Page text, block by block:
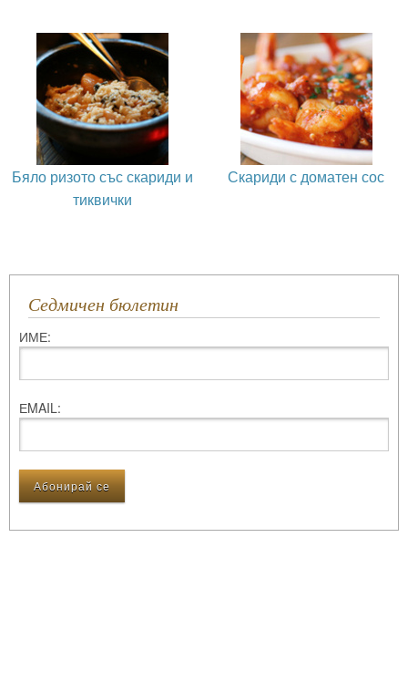
Бяло ризото със скариди и
тиквички
Скариди с доматен сос
Седмичен бюлетин
ИМЕ:
ЕMAIL: